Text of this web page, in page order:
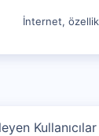
İnternet,